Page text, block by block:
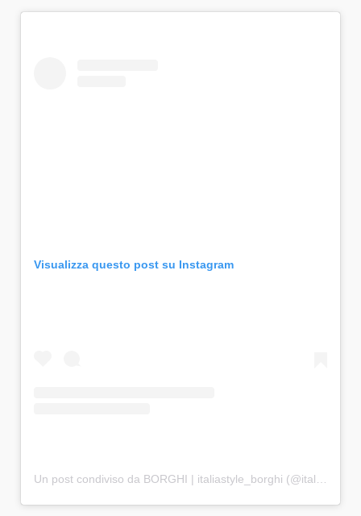
Visualizza questo post su Instagram